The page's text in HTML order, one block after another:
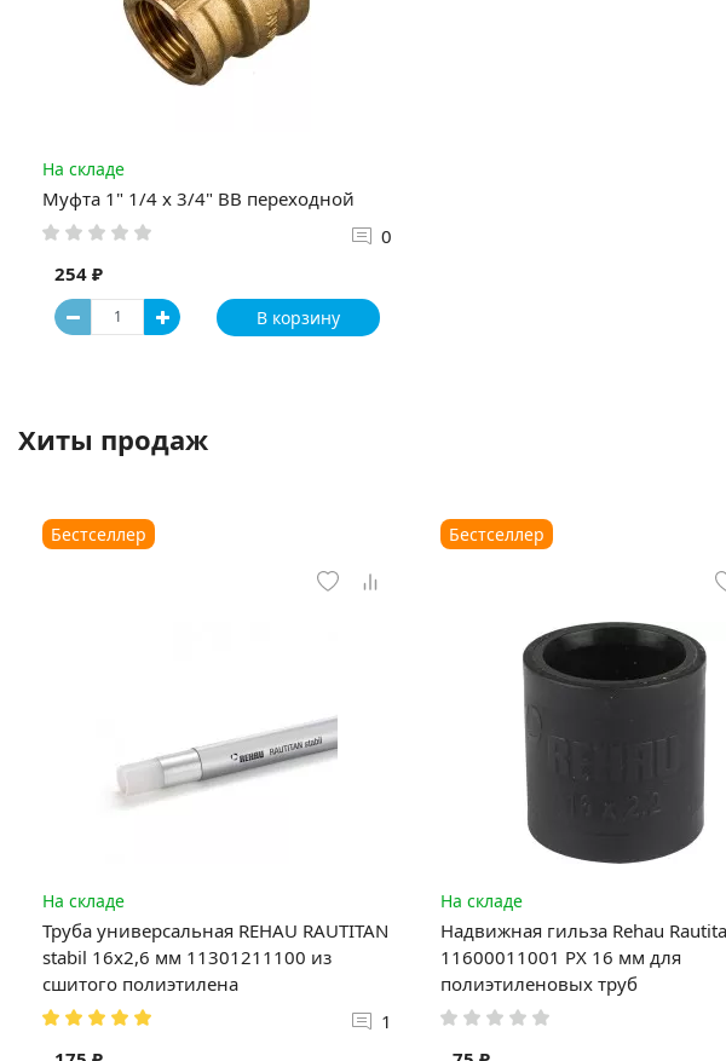
На складе
Муфта 1" 1/4 x 3/4" ВВ переходной
0
254 ₽
В корзину
Хиты продаж
Бестселлер
На складе
Труба универсальная REHAU RAUTITAN
stabil 16х2,6 мм 11301211100 из
сшитого полиэтилена
1
Бестселлер
На складе
Надвижная гильза Rehau
11600011001 PX 16 мм для
полиэтиленовых труб